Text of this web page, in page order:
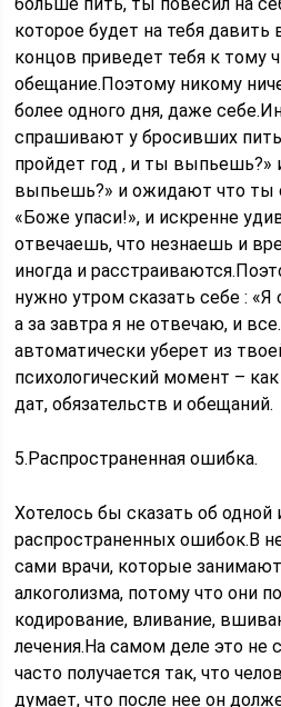
которое будет на тебя
концов приведет тебя к тому
обещание.Поэтому никому
более одного дня, даже
спрашивают у бросивших
пройдет год , и ты выпьешь?»
выпьешь?» и ожидают что ты
«Боже упаси!», и искренне
отвечаешь, что незнаешь и
иногда и
нужно утром сказать себе :
а за завтра я не отвечаю, и
автоматически уберет из
психологический момент –
дат, обязательств и обещаний.
5.Распространенная ошибка.
Хотелось бы сказать об одной
распространенных ошибок.В
сами врачи, которые
алкоголизма, потому что они
кодирование, вливание,
лечения.На самом деле это не
часто получается так, что
думает, что после нее он